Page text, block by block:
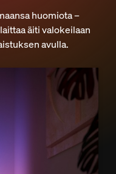
huomiota –
äiti valokeilaan
avulla.